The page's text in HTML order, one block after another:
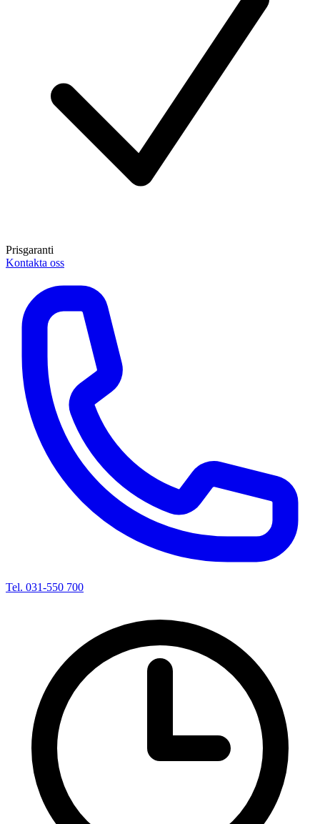
Prisgaranti
Kontakta oss
Tel. 031-550 700